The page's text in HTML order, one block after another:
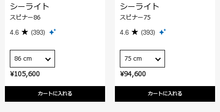
¥105,600
カートに入れる
シーライト
スピナー86
4.6 (393)
86 cm
¥94,600
カートに入れる
シーライト
スピナー75
4.6 (393)
75 cm